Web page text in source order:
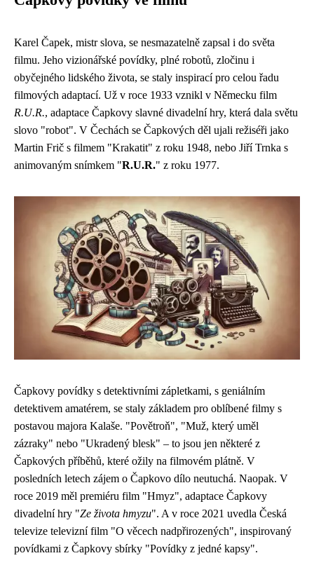
Karel Čapek, mistr slova, se nesmazatelně zapsal i do světa
filmu. Jeho vizionářské povídky, plné robotů, zločinu i
obyčejného lidského života, se staly inspirací pro celou řadu
filmových adaptací. Už v roce 1933 vznikl v Německu film
R.U.R., adaptace Čapkovy slavné divadelní hry, která dala světu
slovo "robot". V Čechách se Čapkových děl ujali režiséři jako
Martin Frič s filmem "Krakatit" z roku 1948, nebo Jiří Trnka s
animovaným snímkem "R.U.R." z roku 1977.
Čapkovy povídky s detektivními zápletkami, s geniálním
detektivem amatérem, se staly základem pro oblíbené filmy s
postavou majora Kalaše. "Povětroň", "Muž, který uměl
zázraky" nebo "Ukradený blesk" – to jsou jen některé z
Čapkových příběhů, které ožily na filmovém plátně. V
posledních letech zájem o Čapkovo dílo neutuchá. Naopak. V
roce 2019 měl premiéru film "Hmyz", adaptace Čapkovy
divadelní hry "Ze života hmyzu". A v roce 2021 uvedla Česká
televize televizní film "O věcech nadpřirozených", inspirovaný
povídkami z Čapkovy sbírky "Povídky z jedné kapsy".